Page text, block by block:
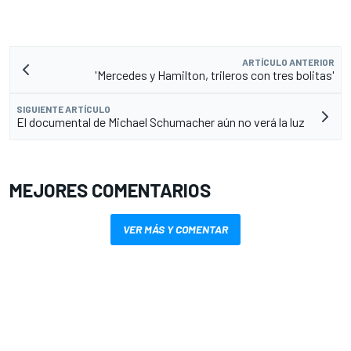
ARTÍCULO ANTERIOR
'Mercedes y Hamilton, trileros con tres bolitas'
SIGUIENTE ARTÍCULO
El documental de Michael Schumacher aún no verá la luz
MEJORES COMENTARIOS
VER MÁS Y COMENTAR